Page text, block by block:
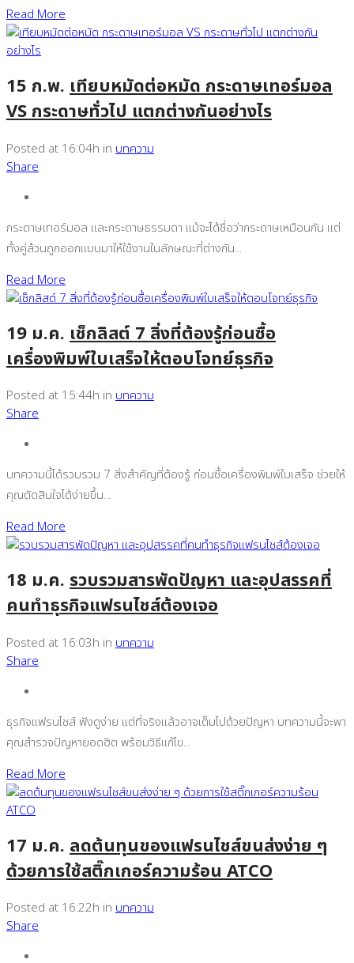
Read More
15 ก.พ. เทียบหมัดต่อหมัด กระดาษเทอร์มอล
VS กระดาษทั่วไป แตกต่างกันอย่างไร
Posted at 16:04h in บทความ
Share
กระดาษเทอร์มอล และกระดาษธรรมดา แม้จะได้ชื่อว่ากระดาษเหมือนกัน แต่
ทั้งคู่ล้วนถูกออกแบบมาให้ใช้งานในลักษณะที่ต่างกัน...
Read More
19 ม.ค. เช็กลิสต์ 7 สิ่งที่ต้องรู้ก่อนซื้อ
เครื่องพิมพ์ใบเสร็จให้ตอบโจทย์ธุรกิจ
Posted at 15:44h in บทความ
Share
บทความนี้ได้รวบรวม 7 สิ่งสำคัญที่ต้องรู้ ก่อนซื้อเครื่องพิมพ์ใบเสร็จ ช่วยให้
คุณตัดสินใจได้ง่ายขึ้น...
Read More
18 ม.ค. รวบรวมสารพัดปัญหา และอุปสรรคที่
คนทำธุรกิจแฟรนไชส์ต้องเจอ
Posted at 16:03h in บทความ
Share
ธุรกิจแฟรนไชส์ ฟังดูง่าย แต่ที่จริงแล้วอาจเต็มไปด้วยปัญหา บทความนี้จะพา
คุณสำรวจปัญหายอดฮิต พร้อมวิธีแก้ไข...
Read More
17 ม.ค. ลดต้นทุนของแฟรนไชส์ขนส่งง่าย ๆ
ด้วยการใช้สติ๊กเกอร์ความร้อน ATCO
Posted at 16:22h in บทความ
Share